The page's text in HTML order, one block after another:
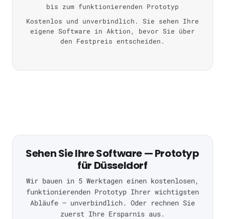
bis zum funktionierenden Prototyp
Kostenlos und unverbindlich. Sie sehen Ihre
eigene Software in Aktion, bevor Sie über
den Festpreis entscheiden.
Sehen Sie Ihre Software — Prototyp
für Düsseldorf
Wir bauen in 5 Werktagen einen kostenlosen,
funktionierenden Prototyp Ihrer wichtigsten
Abläufe — unverbindlich. Oder rechnen Sie
zuerst Ihre Ersparnis aus.